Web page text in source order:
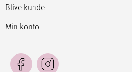
Blive kunde
Min konto